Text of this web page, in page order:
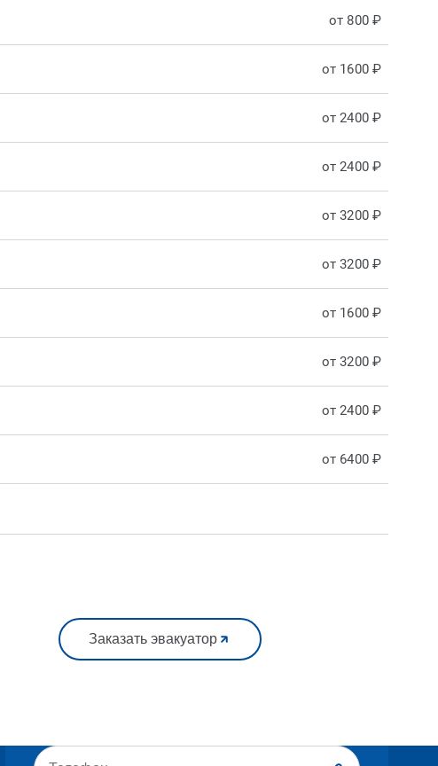
от 800 ₽
от 1600 ₽
от 2400 ₽
от 2400 ₽
от 3200 ₽
от 3200 ₽
от 1600 ₽
от 3200 ₽
от 2400 ₽
от 6400 ₽
Заказать эвакуатор